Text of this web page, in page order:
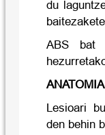
du
ABS bat
Lesioari
den behin